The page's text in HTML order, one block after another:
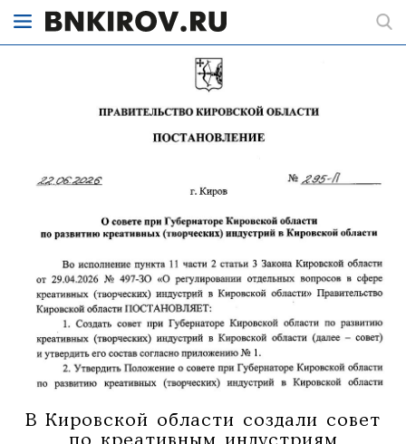
В Кировской области создали совет
по креативным индустриям